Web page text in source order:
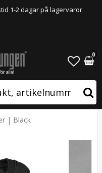
1-2 dagar på lagervaror
0
| Black